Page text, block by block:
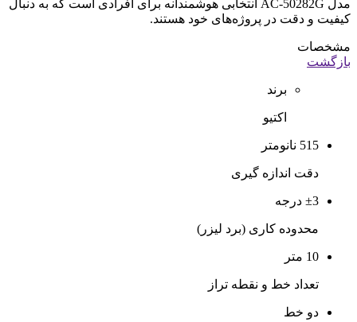
مدل AC-50282G انتخابی هوشمندانه برای افرادی است که به دنبال
کیفیت و دقت در پروژه‌های خود هستند.
مشخصات
بازگشت
برند
اکتیو
515 نانومتر
دقت اندازه گیری
±3 درجه
محدوده کاری (برد لیزر)
10 متر
تعداد خط و نقطه تراز
دو خط